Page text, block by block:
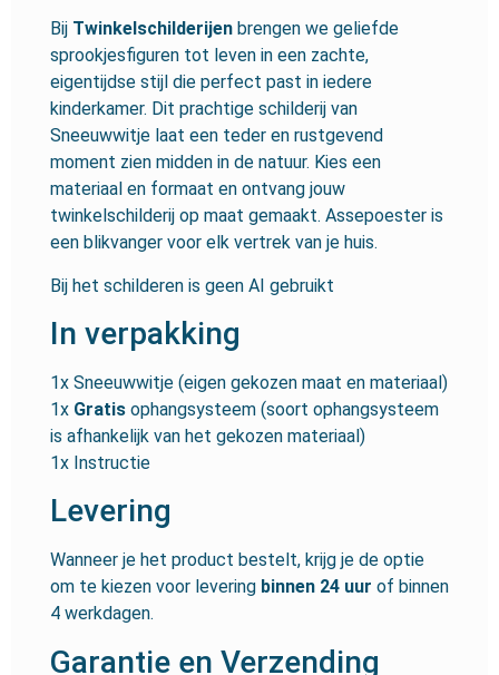
Bij Twinkelschilderijen brengen we geliefde
sprookjesfiguren tot leven in een zachte,
eigentijdse stijl die perfect past in iedere
kinderkamer. Dit prachtige schilderij van
Sneeuwwitje laat een teder en rustgevend
moment zien midden in de natuur. Kies een
materiaal en formaat en ontvang jouw
twinkelschilderij op maat gemaakt. Assepoester is
een blikvanger voor elk vertrek van je huis.
Bij het schilderen is geen AI gebruikt
In verpakking
1x Sneeuwwitje (eigen gekozen maat en materiaal)
1x Gratis ophangsysteem (soort ophangsysteem
is afhankelijk van het gekozen materiaal)
1x Instructie
Levering
Wanneer je het product bestelt, krijg je de optie
om te kiezen voor levering binnen 24 uur of binnen
4 werkdagen.
Garantie en Verzending